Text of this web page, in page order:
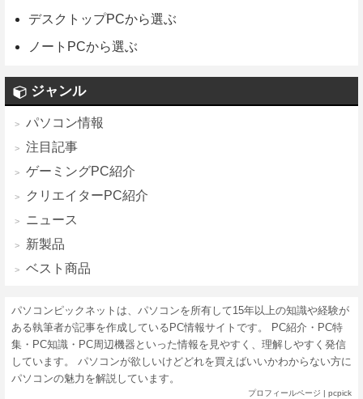
デスクトップPCから選ぶ
ノートPCから選ぶ
ジャンル
パソコン情報
注目記事
ゲーミングPC紹介
クリエイターPC紹介
ニュース
新製品
ベスト商品
パソコンピックネットは、パソコンを所有して15年以上の知識や経験が
ある執筆者が記事を作成しているPC情報サイトです。 PC紹介・PC特
集・PC知識・PC周辺機器といった情報を見やすく、理解しやすく発信
しています。 パソコンが欲しいけどどれを買えばいいかわからない方に
パソコンの魅力を解説しています。
プロフィールページ | pcpick